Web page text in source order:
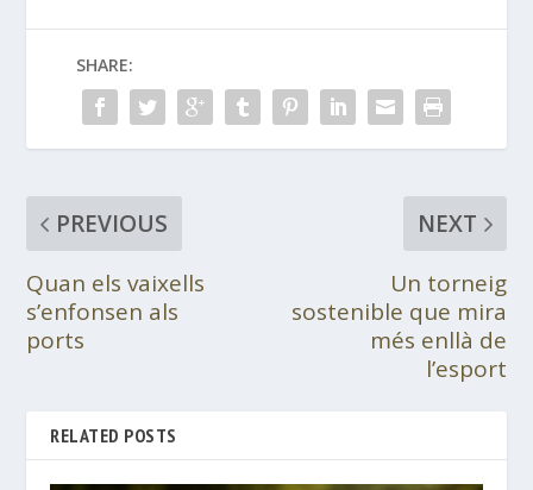
SHARE:
PREVIOUS
Quan els vaixells
s’enfonsen als
ports
NEXT
Un torneig
sostenible que mira
més enllà de
l’esport
RELATED POSTS